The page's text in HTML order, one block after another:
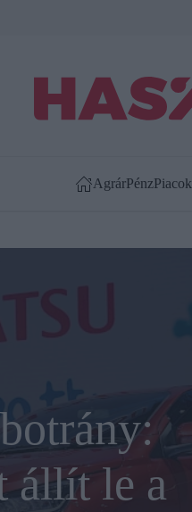
AgrárPénzPiacok
állít le a